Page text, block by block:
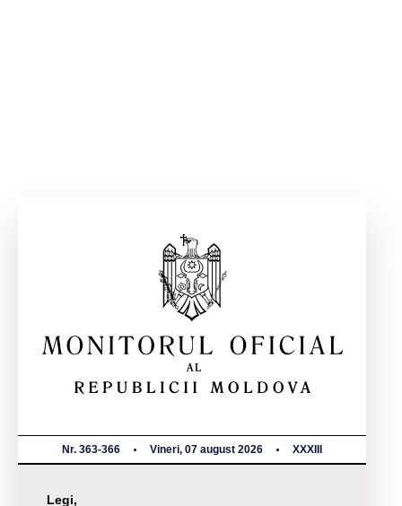
Nr. 363-366 Vineri, 07 august 2026 XXXIII
Legi,